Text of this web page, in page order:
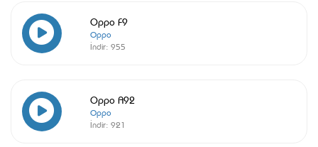
Oppo F9
Oppo
İndir: 955
Oppo A92
Oppo
İndir: 921